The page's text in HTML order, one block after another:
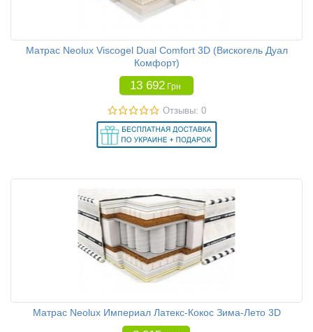
Матрас Neolux Viscogel Dual Comfort 3D (Вискогель Дуал
Комфорт)
13 692 Грн
Отзывы: 0
Матрас Neolux Империал Латекс-Кокос Зима-Лето 3D